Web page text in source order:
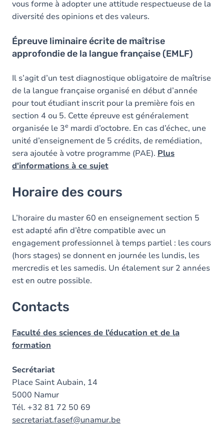
vous forme à adopter une attitude respectueuse de la
diversité des opinions et des valeurs.
Épreuve liminaire écrite de maîtrise
approfondie de la langue française (EMLF)
Il s’agit d’un test diagnostique obligatoire de maîtrise
de la langue française organisé en début d’année
pour tout étudiant inscrit pour la première fois en
section 4 ou 5. Cette épreuve est généralement
organisée le 3e mardi d’octobre. En cas d’échec, une
unité d’enseignement de 5 crédits, de remédiation,
sera ajoutée à votre programme (PAE). Plus
d'informations à ce sujet
Horaire des cours
L’horaire du master 60 en enseignement section 5
est adapté afin d’être compatible avec un
engagement professionnel à temps partiel : les cours
(hors stages) se donnent en journée les lundis, les
mercredis et les samedis. Un étalement sur 2 années
est en outre possible.
Contacts
Faculté des sciences de l’éducation et de la
formation
Secrétariat
Place Saint Aubain, 14
5000 Namur
Tél. +32 81 72 50 69
secretariat.fasef@unamur.be